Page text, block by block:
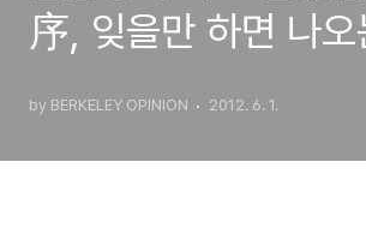
序, 잊을만 하면 나오
by BERKELEY OPINION 2012. 6. 1.